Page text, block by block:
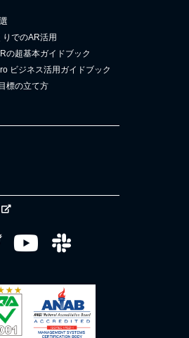
でのAR活用
の超基本ガイドブック
ビジネス活用ガイドブック
標の立て方